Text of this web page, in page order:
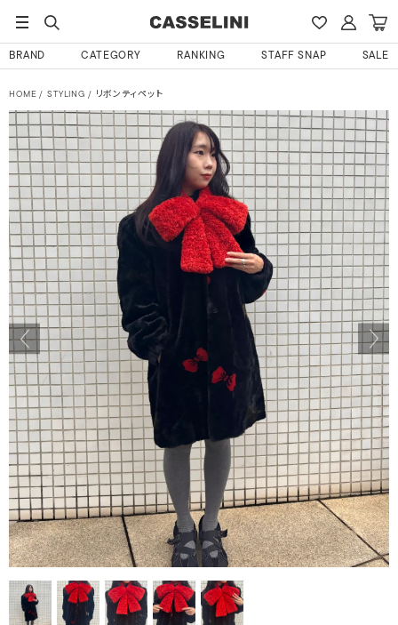
BRAND CATEGORY RANKING STAFF SNAP SALE
HOME STYLING リボンティペット